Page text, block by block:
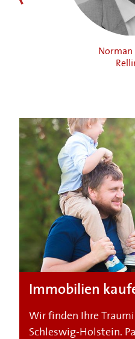
Norman
Immobilien
Wir finden Ihre
Schleswig-Holstein.